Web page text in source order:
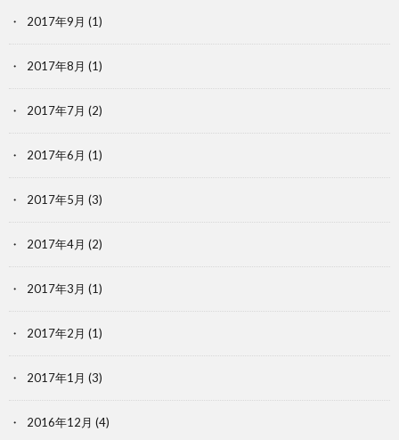
2017年9月 (1)
2017年8月 (1)
2017年7月 (2)
2017年6月 (1)
2017年5月 (3)
2017年4月 (2)
2017年3月 (1)
2017年2月 (1)
2017年1月 (3)
2016年12月 (4)